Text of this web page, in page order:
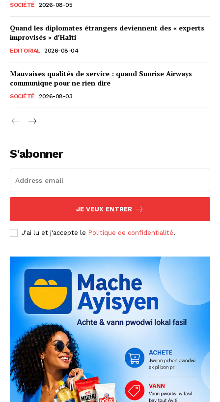
SOCIÉTÉ 2026-08-05
Quand les diplomates étrangers deviennent des « experts
improvisés » d’Haïti
EDITORIAL 2026-08-04
Mauvaises qualités de service : quand Sunrise Airways
communique pour ne rien dire
SOCIÉTÉ 2026-08-03
S'abonner
JE VEUX ENTRER
J'ai lu et j'accepte le Politique de confidentialité.